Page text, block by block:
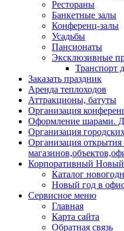
Рестораны
Банкетные залы
Конференц-залы
Усадьбы
Пансионаты
Эксклюзивные
Транспорт
Заказать праздник
Аренда теплоходов
Аттракционы, батуты
Организация
Оформление шарами.
Организация
Организация
Корпоративный Новый
Каталог
Новый год в
Сервисное меню
Главная
Карта сайта
Обратная связь